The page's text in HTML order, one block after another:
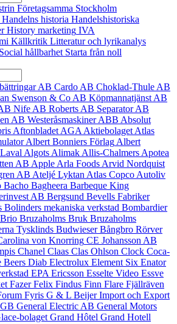
Företagsamma Stockholm
Handelns historia Handelshistoriska
History marketing IVA
Källkritik Litteratur och lyrikanalys
Social hållbarhet Starta från noll
AB Cardo AB Choklad-Thule AB
Swenson & Co AB Köpmannatjänst AB
Nife AB Roberts AB Separator AB
AB Westeråsmaskiner ABB Absolut
Aftonbladet AGA Aktiebolaget Atlas
Albert Bonniers Förlag Albert
Algots Alimak Allis‑Chalmers Apotea
AB Apple Arla Foods Arvid Nordquist
AB Ateljé Lyktan Atlas Copco Autoliv
Bacho Bagheera Barbeque King
AB Bergsund Bevells Fabriker
Bolinders mekaniska verkstad Bombardier
Brio Bruzaholms Bruk Bruzaholms
Tysklinds Budwieser Bångbro Rörver
von Knorring CE Johansson AB
Chanel Claas Clas Ohlson Clock Coca-
Beers Diab Electrolux Element Six Enator
EPA Ericsson Esselte Video Essve
Fazer Felix Findus Finn Flare Fjällräven
Fyris G & L Beijer Import och Export
GB General Electric AB General Motors
bolaget Grand Hôtel Grand Hotell